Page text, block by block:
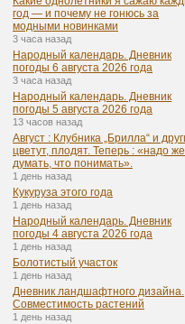
год — и почему не гонюсь за
модными новинками
3 часа назад
Народный календарь. Дневник
погоды 6 августа 2026 года
3 часа назад
Народный календарь. Дневник
погоды 5 августа 2026 года
13 часов назад
Август : Клубника „Брилла“ и
цветут, плодят. Теперь : «надо же
думать, что понимать».
1 день назад
Кукуруза этого года
1 день назад
Народный календарь. Дневник
погоды 4 августа 2026 года
1 день назад
Болотистый участок
1 день назад
Дневник ландшафтного дизайна.
Совместимость растений
1 день назад